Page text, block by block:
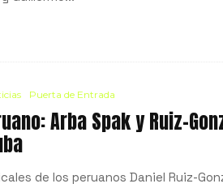
Puerta de Entrada
Arba Spak y Ruiz-
de los peruanos Daniel Ruiz-